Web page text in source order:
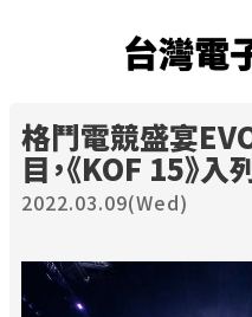
台灣電
格鬥電競盛宴
目，《KOF 15》
2022.03.09(Wed)